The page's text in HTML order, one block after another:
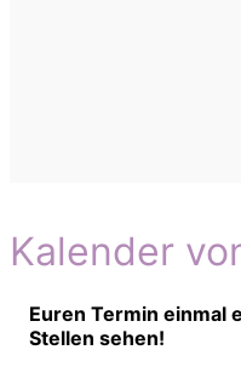
Kalender
Euren Termin einmal
Stellen sehen!